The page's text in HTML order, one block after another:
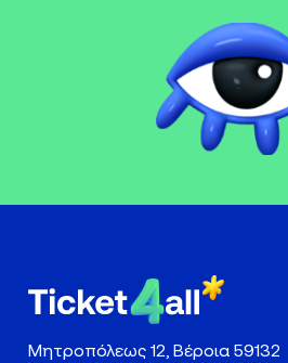
Μητροπόλεως 12, Βέροια 59132